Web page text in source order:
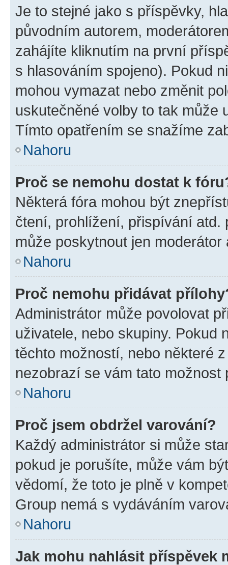
Je to stejné jako s příspěvky,
původním autorem,
zahájíte kliknutím na první
s hlasováním spojeno). Pokud
mohou vymazat nebo změnit
uskutečněné volby to tak může
Tímto opatřením se snažíme
Nahoru
Proč se nemohu dostat k
Některá fóra mohou být
čtení, prohlížení, přispívání atd.
může poskytnout jen
Nahoru
Proč nemohu přidávat
Administrátor může povolovat
uživatele, nebo skupiny. Pokud
těchto možností, nebo některé
nezobrazí se vám tato
Nahoru
Proč jsem obdržel varování?
Každý administrátor si může
pokud je porušíte, může vám
vědomí, že toto je plně v
Group nemá s vydáváním
Nahoru
Jak mohu nahlásit příspěvek